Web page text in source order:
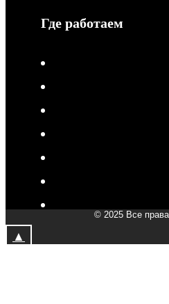
Где работаем
© 2025 Все
▲